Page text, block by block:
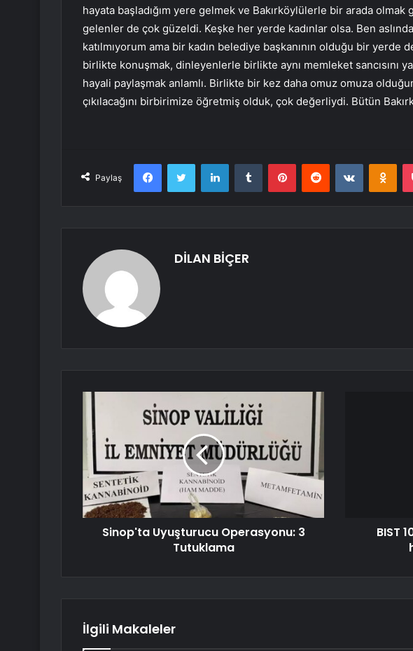
hayata başladığım yere gelmek ve Bakırköylülerle bir arada
gelenler de çok güzeldi. Keşke her yerde kadınlar olsa. Ben
katılmıyorum ama bir kadın belediye başkanının olduğu bir yerde
birlikte konuşmak, dinleyenlerle birlikte aynı memleket sancısını
hayali paylaşmak anlamlı. Birlikte bir kez daha omuz omuza
çıkılacağını birbirimize öğretmiş olduk, çok değerliydi. Bütün
Paylaş
FacebookTwitter LinkedInTumblr PinterestReddit VKontakte
DİLAN BİÇER
Sinop'ta Uyuşturucu Operasyonu: 3
Tutuklama
BIST
İlgili Makaleler